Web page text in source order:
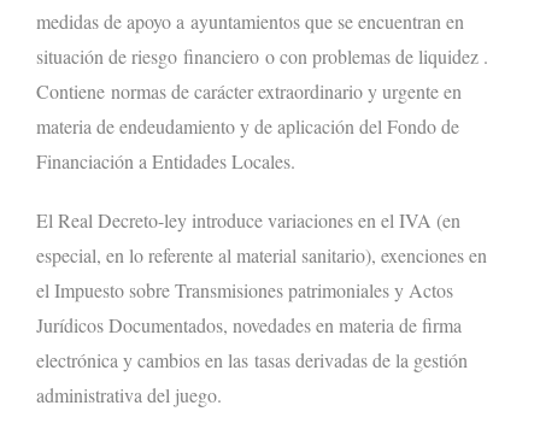
medidas de apoyo a ayuntamientos que se encuentran en
situación de riesgo financiero o con problemas de liquidez .
Contiene normas de carácter extraordinario y urgente en
materia de endeudamiento y de aplicación del Fondo de
Financiación a Entidades Locales.
El Real Decreto-ley introduce variaciones en el IVA (en
especial, en lo referente al material sanitario), exenciones en
el Impuesto sobre Transmisiones patrimoniales y Actos
Jurídicos Documentados, novedades en materia de firma
electrónica y cambios en las tasas derivadas de la gestión
administrativa del juego.